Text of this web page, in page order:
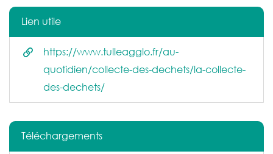
Lien utile
https://www.tulleagglo.fr/au-
quotidien/collecte-des-dechets/la-collecte-
des-dechets/
Téléchargements